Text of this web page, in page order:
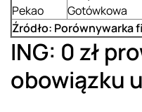
Pekao
Gotówkowa
Źródło: Porównywarka
ING: 0 zł
obowiązku